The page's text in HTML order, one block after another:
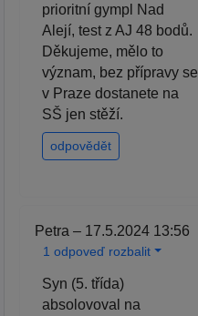
prioritní gympl Nad
Alejí, test z AJ 48 bodů.
Děkujeme, mělo to
význam, bez přípravy se
v Praze dostanete na
SŠ jen stěží.
odpovědět
Petra – 17.5.2024 13:56
1 odpoveď rozbalit
Syn (5. třída)
absolovoval na